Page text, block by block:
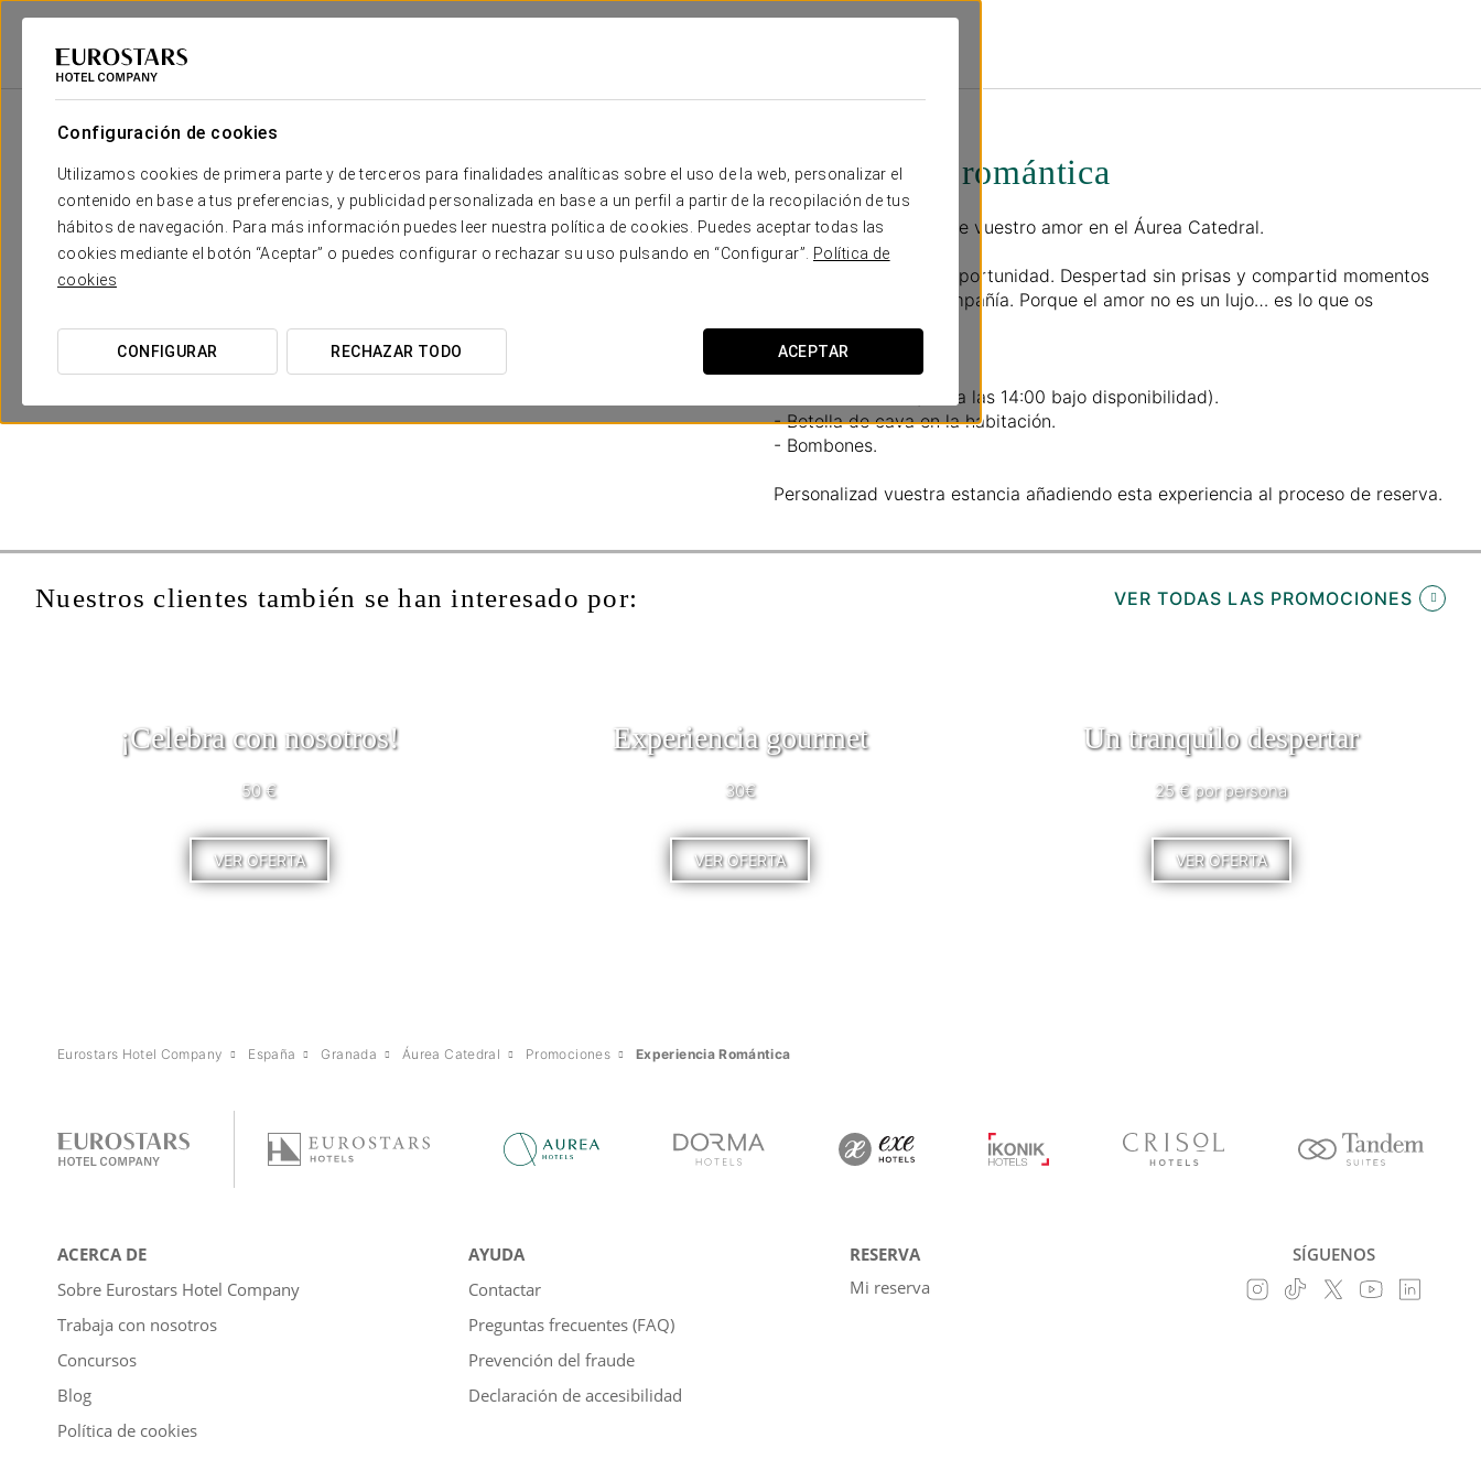
Configuración de cookies
Utilizamos cookies de primera parte y de terceros para finalidades analíticas sobre el uso de la web, personalizar el
contenido en base a tus preferencias, y publicidad personalizada en base a un perfil a partir de la recopilación de tus
hábitos de navegación. Para más información puedes leer nuestra política de cookies. Puedes aceptar todas las
cookies mediante el botón “Aceptar” o puedes configurar o rechazar su uso pulsando en “Configurar”.
Política de
cookies
CONFIGURAR RECHAZAR TODO ACEPTAR
Eurostars Hotel Company
Experiencia romántica
Para disfrutar juntos de vuestro amor en el Áurea Catedral.
No dejéis pasar esta oportunidad. Despertad sin prisas y compartid momentos
únicos en la mejor compañía. Porque el amor no es un lujo… es lo que os
merecéis.
Incluye:
- Late check out (hasta las 14:00 bajo disponibilidad).
- Botella de cava en la habitación.
- Bombones.
Personalizad vuestra estancia añadiendo esta experiencia al proceso de reserva.
Nuestros clientes también se han interesado por: VER TODAS LAS PROMOCIONES
¡Celebra con nosotros!
50 €
VER OFERTA
Experiencia gourmet
30€
VER OFERTA
Un tranquilo despertar
25 € por persona
VER OFERTA
Eurostars Hotel Company España Granada Áurea Catedral Promociones Experiencia Romántica
ACERCA DE
Sobre Eurostars Hotel Company
Trabaja con nosotros
Concursos
Blog
Política de cookies
AYUDA
Contactar
Preguntas frecuentes (FAQ)
Prevención del fraude
Declaración de accesibilidad
RESERVA
Mi reserva
SÍGUENOS